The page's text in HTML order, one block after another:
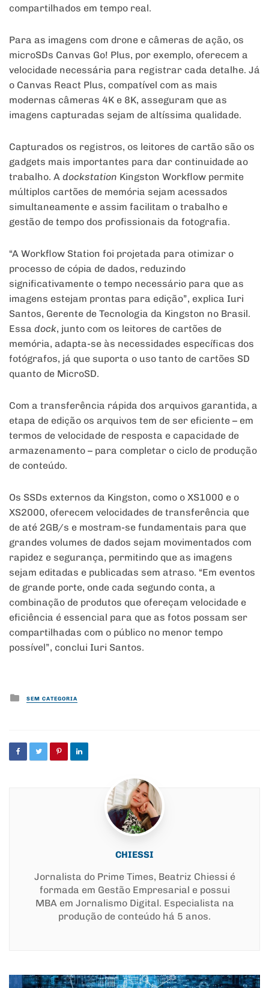
compartilhados em tempo real.
Para as imagens com drone e câmeras de ação, os
microSDs Canvas Go! Plus, por exemplo, oferecem a
velocidade necessária para registrar cada detalhe. Já
o Canvas React Plus, compatível com as mais
modernas câmeras 4K e 8K, asseguram que as
imagens capturadas sejam de altíssima qualidade.
Capturados os registros, os leitores de cartão são os
gadgets mais importantes para dar continuidade ao
trabalho. A dockstation Kingston Workflow permite
múltiplos cartões de memória sejam acessados
simultaneamente e assim facilitam o trabalho e
gestão de tempo dos profissionais da fotografia.
“A Workflow Station foi projetada para otimizar o
processo de cópia de dados, reduzindo
significativamente o tempo necessário para que as
imagens estejam prontas para edição”, explica Iuri
Santos, Gerente de Tecnologia da Kingston no Brasil.
Essa dock, junto com os leitores de cartões de
memória, adapta-se às necessidades específicas dos
fotógrafos, já que suporta o uso tanto de cartões SD
quanto de MicroSD.
Com a transferência rápida dos arquivos garantida, a
etapa de edição os arquivos tem de ser eficiente – em
termos de velocidade de resposta e capacidade de
armazenamento – para completar o ciclo de produção
de conteúdo.
Os SSDs externos da Kingston, como o XS1000 e o
XS2000, oferecem velocidades de transferência que
de até 2GB/s e mostram-se fundamentais para que
grandes volumes de dados sejam movimentados com
rapidez e segurança, permitindo que as imagens
sejam editadas e publicadas sem atraso. “Em eventos
de grande porte, onde cada segundo conta, a
combinação de produtos que ofereçam velocidade e
eficiência é essencial para que as fotos possam ser
compartilhadas com o público no menor tempo
possível”, conclui Iuri Santos.
Posted
in
SEM CATEGORIA
CHIESSI
Jornalista do Prime Times, Beatriz Chiessi é
formada em Gestão Empresarial e possui
MBA em Jornalismo Digital. Especialista na
produção de conteúdo há 5 anos.